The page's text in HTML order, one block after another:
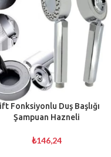
Fonksiyonlu Duş Başlığı
Şampuan Hazneli
₺146,24